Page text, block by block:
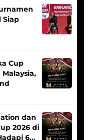
Siap
Cup
dan
2026 di
6